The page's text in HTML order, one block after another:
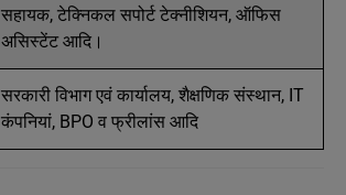
सहायक, टेक्निकल सपोर्ट टेक्नीशियन, ऑफिस
असिस्टेंट आदि।
सरकारी विभाग एवं कार्यालय, शैक्षणिक संस्थान, IT
कंपनियां, BPO व फ्रीलांस आदि